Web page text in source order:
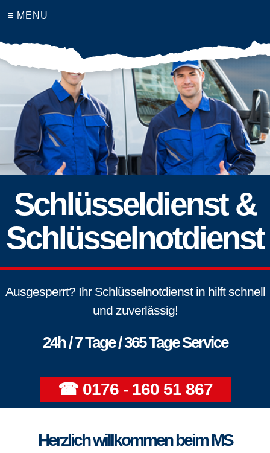
≡ MENU
Schlüsseldienst &
Schlüsselnotdienst
Ausgesperrt? Ihr Schlüsselnotdienst in hilft schnell
und zuverlässig!
24h / 7 Tage / 365 Tage Service
☎ 0176 - 160 51 867
Herzlich willkommen beim MS